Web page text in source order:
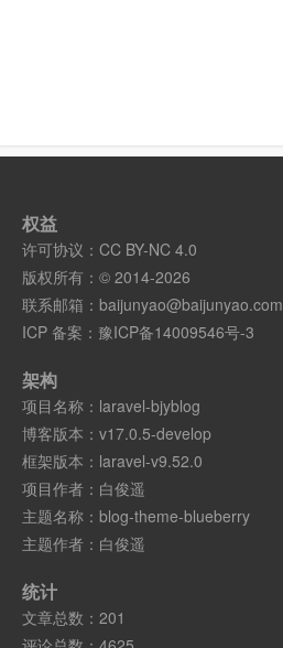
权益
许可协议： CC BY-NC 4.0
版权所有：© 2014-2026
联系邮箱： baijunyao@baijunyao.com
ICP 备案： 豫ICP备14009546号-3
架构
项目名称： laravel-bjyblog
博客版本： v17.0.5-develop
框架版本： laravel-v9.52.0
项目作者： 白俊遥
主题名称： blog-theme-blueberry
主题作者： 白俊遥
统计
文章总数：201